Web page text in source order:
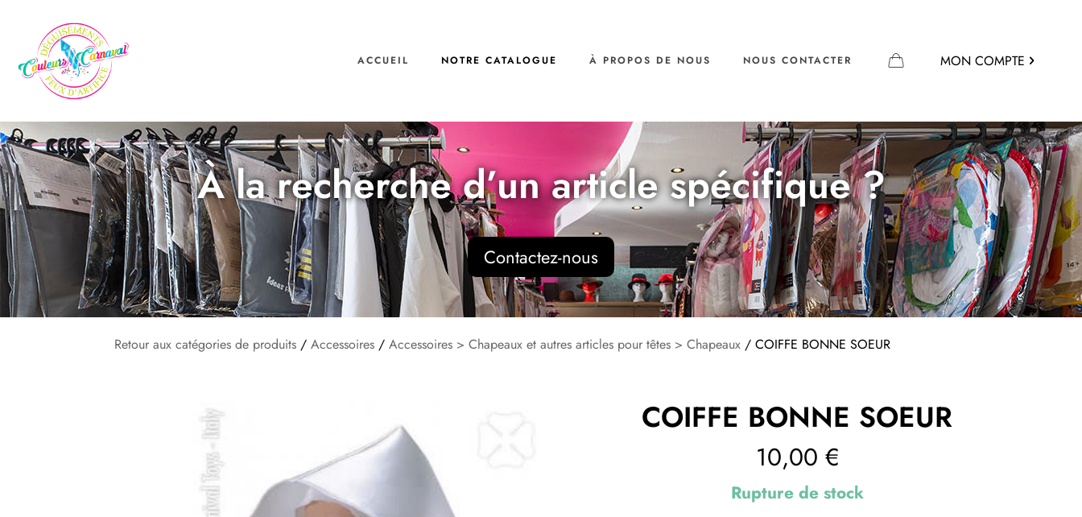
ACCUEIL NOTRE CATALOGUE À PROPOS DE NOUS NOUS CONTACTER MON COMPTE
À la recherche d’un article spécifique ?
Contactez-nous
Retour aux catégories de produits / Accessoires / Accessoires > Chapeaux et autres articles pour têtes > Chapeaux / COIFFE BONNE SOEUR
COIFFE BONNE SOEUR
10,00 €
Rupture de stock